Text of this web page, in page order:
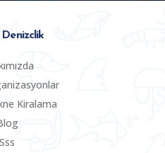
Kiralama
Sss